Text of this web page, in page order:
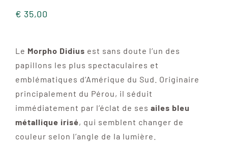
€ 35,00
Le Morpho Didius est sans doute l’un des
papillons les plus spectaculaires et
emblématiques d’Amérique du Sud. Originaire
principalement du Pérou, il séduit
immédiatement par l’éclat de ses ailes bleu
métallique irisé, qui semblent changer de
couleur selon l’angle de la lumière.